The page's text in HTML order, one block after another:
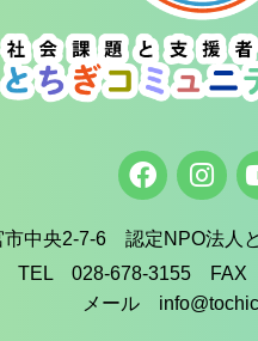
中央2-7-6 認定NPO法人
TEL 028-678-3155 FAX
メール